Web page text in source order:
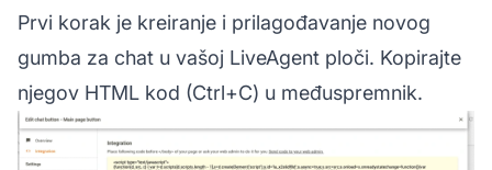
Prvi korak je kreiranje i prilagođavanje novog
gumba za chat u vašoj LiveAgent ploči. Kopirajte
njegov HTML kod (Ctrl+C) u međuspremnik.